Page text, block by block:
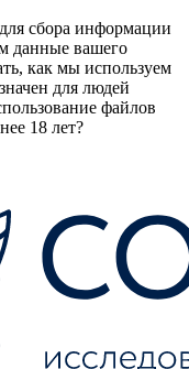
сбора информации
данные вашего
как мы используем
для людей
файлов
18 лет?